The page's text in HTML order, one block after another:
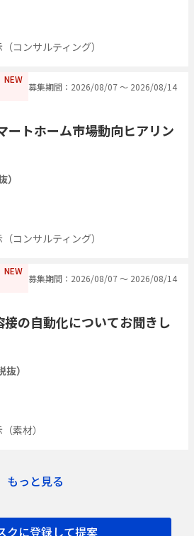
コンサルティング）
NEW
募集期間：2026/08/07 〜 2026/08/14
ートホーム市場動向ヒアリン
コンサルティング）
NEW
募集期間：2026/08/07 〜 2026/08/14
の自動化についてお聞きし
）
素材）
もっと見る
クに登録して提案